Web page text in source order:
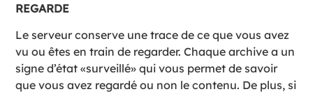
REGARDE
Le serveur conserve une trace de ce que vous avez
vu ou êtes en train de regarder. Chaque archive a un
signe d’état «surveillé» qui vous permet de savoir
que vous avez regardé ou non le contenu. De plus, si